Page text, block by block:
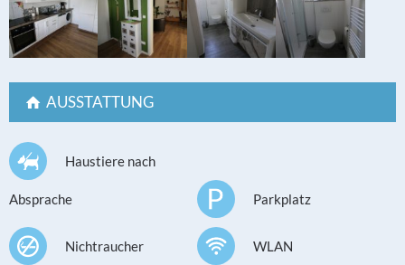
AUSSTATTUNG
Haustiere nach
Absprache Parkplatz
Nichtraucher WLAN